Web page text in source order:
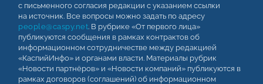
с письменного согласия редакции с указанием ссылки
на источник. Все вопросы можно задать по адресу
people@caspy.net. В рубрике «От первого лица»
публикуются сообщения в рамках контрактов об
информационном сотрудничестве между редакцией
«КаспийИнфо» и органами власти. Материалы рубрик
«Новости партнёров» и «Новости компаний» публикуются в
рамках договоров (соглашений) об информационном